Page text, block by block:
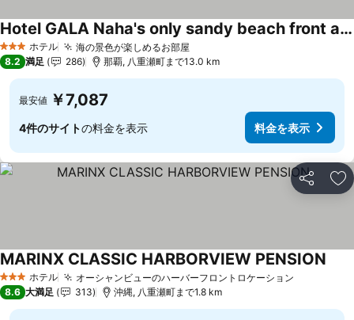
3 ホテルのランク
ホテル 海の景色が楽しめるお部屋
Hotel GALA Naha's only sandy beach front all rooms oceanview
8.2 満足 286 那覇, 八重瀬町まで13.0 km
最安値 ￥7,087
4件のサイトの料金を表示 料金を表示
シェア お
3 ホテルのランク
ホテル オーシャンビューのハーバーフロントロケーション
MARINX CLASSIC HARBORVIEW PENSION
8.6 大満足 313 沖縄, 八重瀬町まで1.8 km